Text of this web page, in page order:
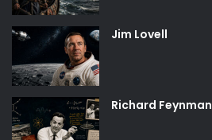
Jim Lovell
Richard Feynman